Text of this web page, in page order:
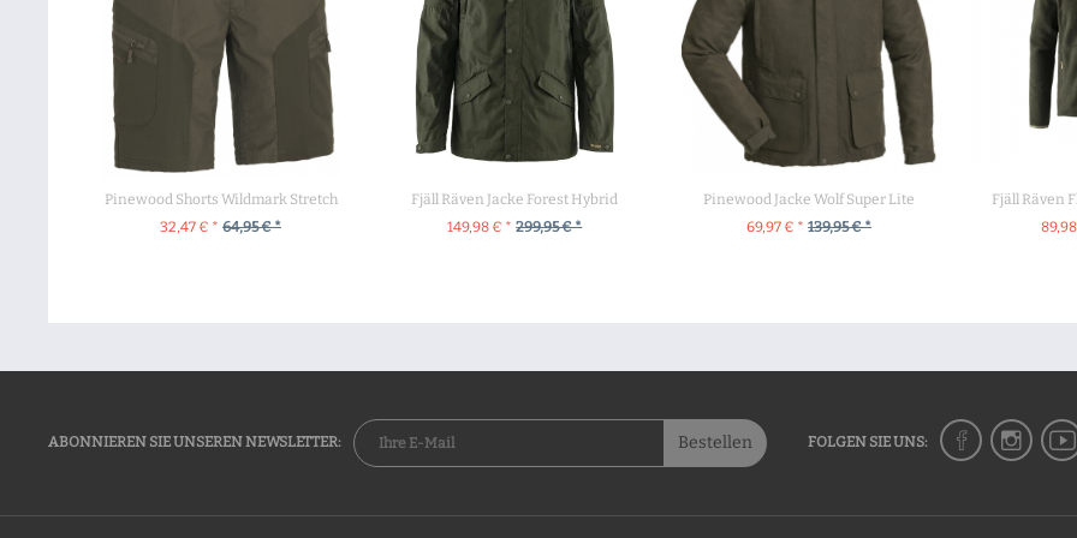
Pinewood Shorts Wildmark Stretch
32,47 € * 64,95 € *
Fjäll Räven Jacke Forest Hybrid
149,98 € * 299,95 € *
Pinewood Jacke Wolf Super Lite
69,97 € * 139,95 € *
Fjäll Räven
ABONNIEREN SIE UNSEREN NEWSLETTER: Bestellen FOLGEN SIE UNS: